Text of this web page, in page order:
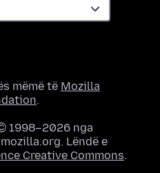
mëmë të Mozilla
.
1998–2026 nga
Lëndë e
Creative Commons.